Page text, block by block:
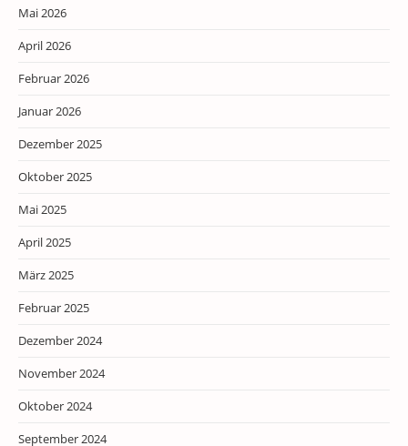
Mai 2026
April 2026
Februar 2026
Januar 2026
Dezember 2025
Oktober 2025
Mai 2025
April 2025
März 2025
Februar 2025
Dezember 2024
November 2024
Oktober 2024
September 2024